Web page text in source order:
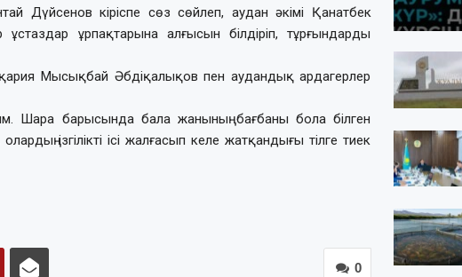
Дүйсенов кіріспе сөз сөйлеп, аудан әкімі Қанатбек
ұрпақтарына алғысын білдіріп, тұрғындарды
Мысықбай Әбдіқалықов пен аудандық ардагерлер
Шара барысында бала жанының бағбаны бола білген
ізгілікті ісі жалғасып келе жатқандығы тілге тиек
0